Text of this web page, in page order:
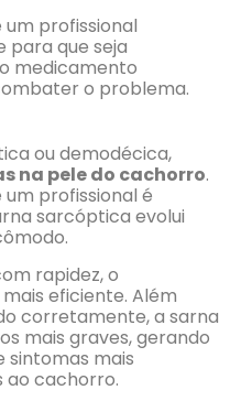
profissional
que seja
medicamento
o problema.
ou demodécica,
na pele do cachorro.
profissional é
sarcóptica evolui
rapidez, o
eficiente. Além
corretamente, a sarna
mais graves, gerando
sintomas mais
ao cachorro.